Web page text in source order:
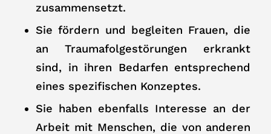
zusammensetzt.
Sie fördern und begleiten Frauen, die
an Traumafolgestörungen erkrankt
sind, in ihren Bedarfen entsprechend
eines spezifischen Konzeptes.
Sie haben ebenfalls Interesse an der
Arbeit mit Menschen, die von anderen